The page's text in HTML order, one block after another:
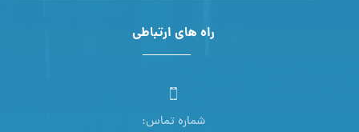
راه های ارتباطی
شماره تماس: